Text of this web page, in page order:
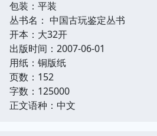
包装：平装
丛书名： 中国古玩鉴定丛书
开本：大32开
出版时间：2007-06-01
用纸：铜版纸
页数：152
字数：125000
正文语种：中文